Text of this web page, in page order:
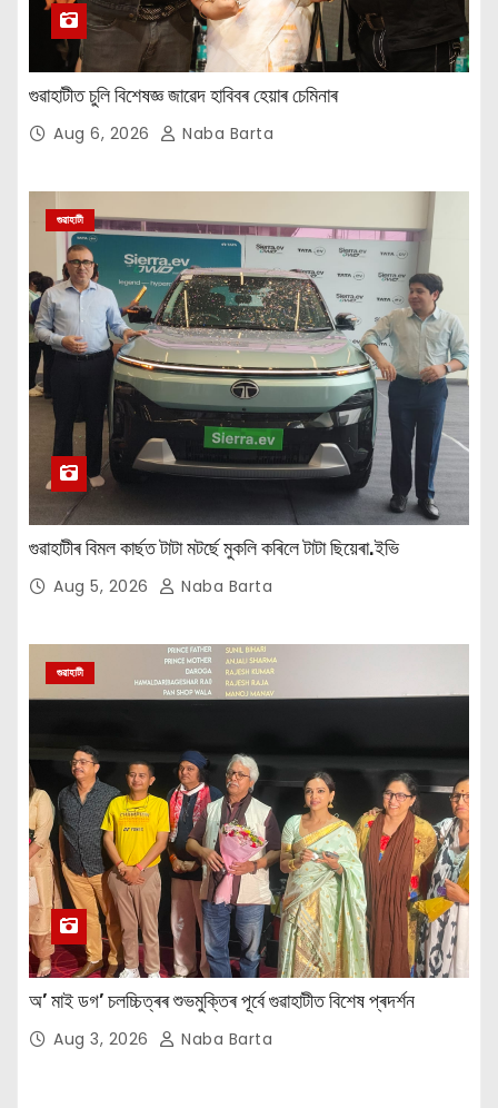
গুৱাহাটীত চুলি বিশেষজ্ঞ জাৱেদ হাবিবৰ হেয়াৰ চেমিনাৰ
Aug 6, 2026 Naba Barta
গুৱাহাটী
গুৱাহাটীৰ বিমল কাৰ্ছত টাটা মটৰ্ছে মুকলি কৰিলে টাটা ছিয়েৰা.ইভি
Aug 5, 2026 Naba Barta
গুৱাহাটী
অ’ মাই ডগ’ চলচ্চিত্ৰৰ শুভমুক্তিৰ পূৰ্বে গুৱাহাটীত বিশেষ প্ৰদৰ্শন
Aug 3, 2026 Naba Barta